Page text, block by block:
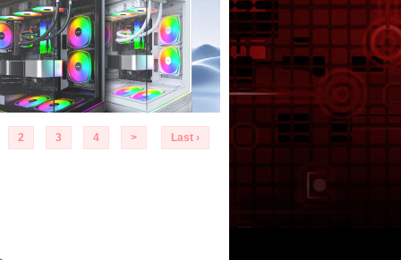
2 3 4 > Last ›